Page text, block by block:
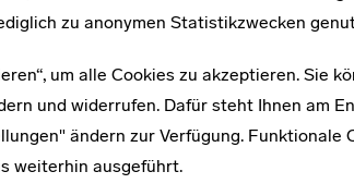
zu anonymen Statistikzwecken
um alle Cookies zu akzeptieren. Sie
und widerrufen. Dafür steht Ihnen am
ändern zur Verfügung. Funktionale
weiterhin ausgeführt.